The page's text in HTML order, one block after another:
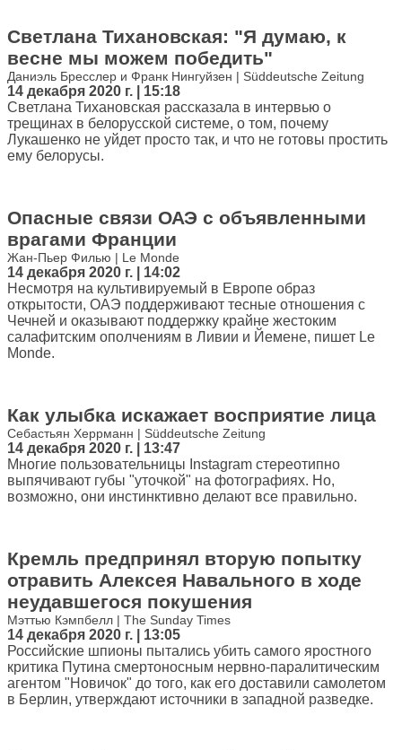
Светлана Тихановская: "Я думаю, к
весне мы можем победить"
Даниэль Бресслер и Франк Нингуйзен | Süddeutsche Zeitung
14 декабря 2020 г. | 15:18
Светлана Тихановская рассказала в интервью о
трещинах в белорусской системе, о том, почему
Лукашенко не уйдет просто так, и что не готовы простить
ему белорусы.
Опасные связи ОАЭ с объявленными
врагами Франции
Жан-Пьер Филью | Le Monde
14 декабря 2020 г. | 14:02
Несмотря на культивируемый в Европе образ
открытости, ОАЭ поддерживают тесные отношения с
Чечней и оказывают поддержку крайне жестоким
салафитским ополчениям в Ливии и Йемене, пишет Le
Monde.
Как улыбка искажает восприятие лица
Себастьян Херрманн | Süddeutsche Zeitung
14 декабря 2020 г. | 13:47
Многие пользовательницы Instagram стереотипно
выпячивают губы "уточкой" на фотографиях. Но,
возможно, они инстинктивно делают все правильно.
Кремль предпринял вторую попытку
отравить Алексея Навального в ходе
неудавшегося покушения
Мэттью Кэмпбелл | The Sunday Times
14 декабря 2020 г. | 13:05
Российские шпионы пытались убить самого яростного
критика Путина смертоносным нервно-паралитическим
агентом "Новичок" до того, как его доставили самолетом
в Берлин, утверждают источники в западной разведке.